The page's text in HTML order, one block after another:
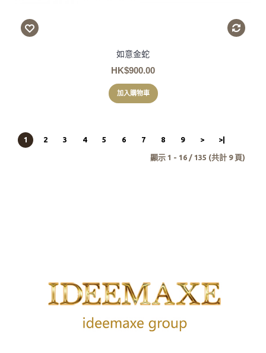
如意金蛇
HK$900.00
加入購物車
1 2 3 4 5 6 7 8 9 > >|
顯示 1 - 16 / 135 (共計 9 頁)